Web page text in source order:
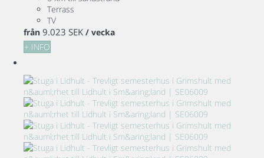
Terrass
TV
från 9.023 SEK / vecka
+ INFO